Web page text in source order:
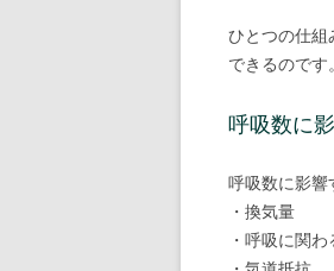
ひとつの仕組
できるのです。
呼吸数に
呼吸数に影響
・換気量
・呼吸に関